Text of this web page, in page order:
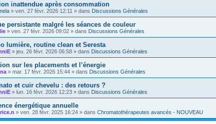
inattendue après consommation
» ven. 27 févr. 2026 12:11 » dans Discussions Générales
persistante malgré les séances de couleur
» ven. 27 févr. 2026 09:02 » dans Discussions Générales
lumière, routine clean et Seresta
» jeu. 26 févr. 2026 06:58 » dans Discussions Générales
sur les placements et l’énergie
» mar. 17 févr. 2026 15:44 » dans Discussions Générales
et cuir chevelu : des retours ?
» lun. 16 févr. 2026 12:23 » dans Discussions Générales
énergétique annuelle
» ven. 28 févr. 2025 16:24 » dans Chromatothérapeutes avancés - NOUVEAU